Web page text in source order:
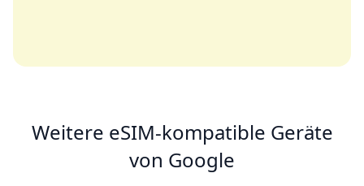
Weitere eSIM-kompatible Geräte
von Google